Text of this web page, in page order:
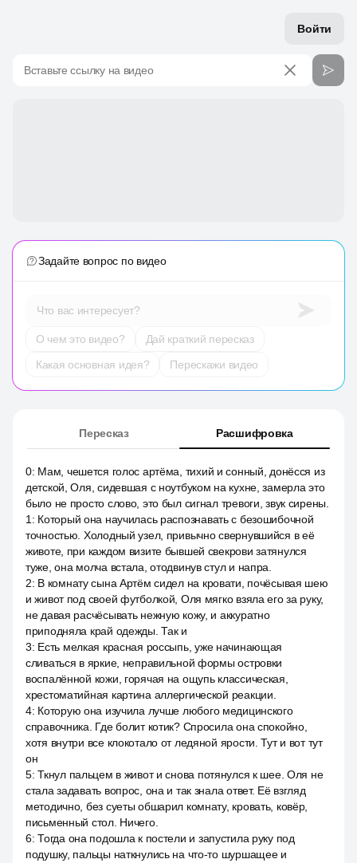
Войти
Вставьте ссылку на видео
Задайте вопрос по видео
Что вас интересует?
О чем это видео?
Дай краткий пересказ
Какая основная идея?
Перескажи видео
Пересказ Расшифровка
0: Мам, чешется голос артёма, тихий и сонный, донёсся из
детской, Оля, сидевшая с ноутбуком на кухне, замерла это
было не просто слово, это был сигнал тревоги, звук сирены.
1 : Который она научилась распознавать с безошибочной
точностью. Холодный узел, привычно свернувшийся в её
животе, при каждом визите бывшей свекрови затянулся
туже, она молча встала, отодвинув стул и напра.
2: В комнату сына Артём сидел на кровати, почёсывая шею
и живот под своей футболкой, Оля мягко взяла его за руку,
не давая расчёсывать нежную кожу, и аккуратно
приподняла край одежды. Так и
3: Есть мелкая красная россыпь, уже начинающая
сливаться в яркие, неправильной формы островки
воспалённой кожи, горячая на ощупь классическая,
хрестоматийная картина аллергической реакции.
4: Которую она изучила лучше любого медицинского
справочника. Где болит котик? Спросила она спокойно,
хотя внутри все клокотало от ледяной ярости. Тут и вот тут
он
5:Ткнул пальцем в живот и снова потянулся к шее. Оля не
стала задавать вопрос, она и так знала ответ. Её взгляд
методично, без суеты обшарил комнату, кровать, ковёр,
письменный стол. Ничего.
6:Тогда она подошла к постели и запустила руку под
подушку, пальцы наткнулись на что-то шуршащее и